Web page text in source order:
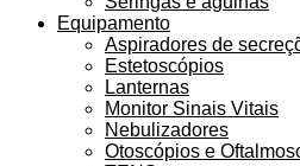
Equipamento
Aspiradores de
Estetoscópios
Lanternas
Monitor Sinais Vitais
Nebulizadores
Otoscópios e